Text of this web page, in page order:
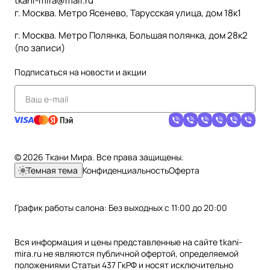
г. Москва. Метро Ясенево, Тарусская улица, дом 18к1
г. Москва. Метро Полянка, Большая полянка, дом 28к2
(по записи)
Подписаться на новости и акции
© 2026 Ткани Мира. Все права защищены.
Темная тема КонфиденциальностьОферта
График работы салона: Без выходных с 11:00 до 20:00
Вся информация и цены представленные на сайте tkani-
mira.ru не являются публичной офертой, определяемой
положениями Статьи 437 ГкРФ и носят исключительно